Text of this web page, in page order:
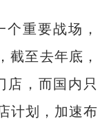
重要战场，
截至去年底，
店，而国内只
计划，加速布